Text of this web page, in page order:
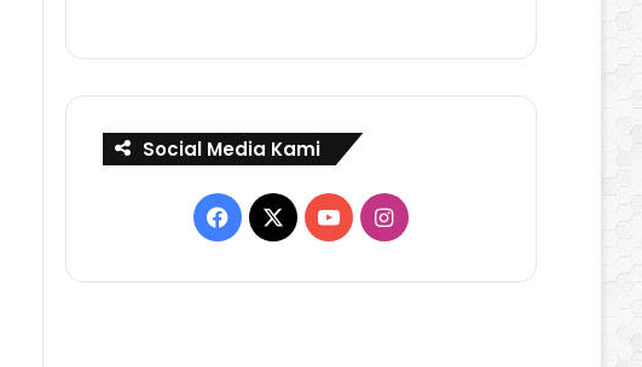
Social Media Kami
Facebook
X YouTubeInstagram